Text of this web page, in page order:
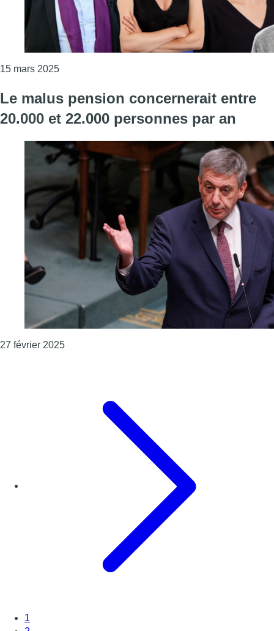
15 mars 2025Consulter l'article "Formation bruxelloise : les
Le malus pension concernerait entre
20.000 et 22.000 personnes par an
27 février 2025Consulter l'article "Le malus pension
1